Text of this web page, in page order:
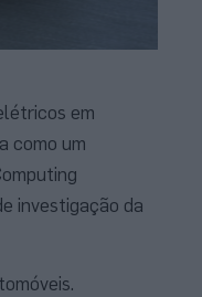
em
como um
investigação da